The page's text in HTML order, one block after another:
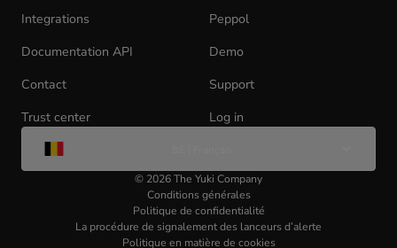
Integrations
Peppol
Documentation API
Demo
Contact
Support
Trust center
Log in
tab)
langue
© 2026The Yuki Company
Conditions générales
Politique de confidentialité
La procédure de signalement des lanceurs d’alerte
Politique en matière de cookies